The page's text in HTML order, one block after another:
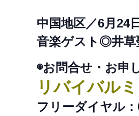
中国地区／6月24
音楽ゲスト◎井
◉お問合せ・お申
リバイバル
フリーダイヤル